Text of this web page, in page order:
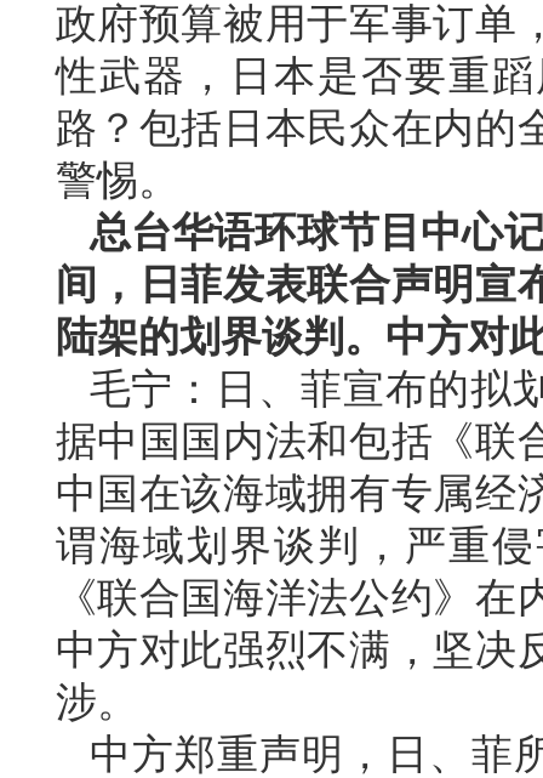
政府预算被用于军事订单
性武器，日本是否要重
路？包括日本民众在内的
警惕。
总台华语环球节目中心
间，日菲发表联合声明宣
陆架的划界谈判。中方对
毛宁：日、菲宣布的拟
据中国国内法和包括《联
中国在该海域拥有专属经
谓海域划界谈判，严重
《联合国海洋法公约》
中方对此强烈不满，坚决
涉。
中方郑重声明，日、菲